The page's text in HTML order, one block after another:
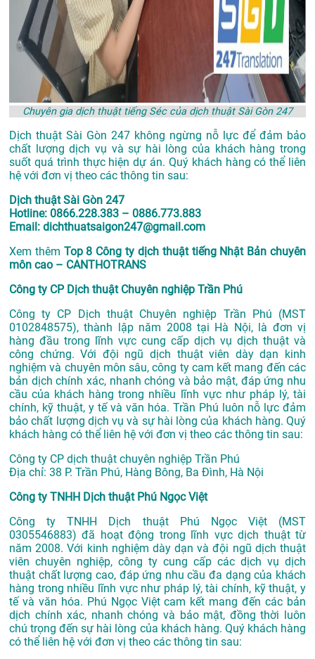
Chuyên gia dịch thuật tiếng Séc của dịch thuật Sài Gòn 247
Dịch thuật Sài Gòn 247 không ngừng nỗ lực để đảm bảo
chất lượng dịch vụ và sự hài lòng của khách hàng trong
suốt quá trình thực hiện dự án. Quý khách hàng có thể liên
hệ với đơn vị theo các thông tin sau:
Dịch thuật Sài Gòn 247
Hotline: 0866.228.383 – 0886.773.883
Email: dichthuatsaigon247@gmail.com
Xem thêm Top 8 Công ty dịch thuật tiếng Nhật Bản chuyên
môn cao – CANTHOTRANS
Công ty CP Dịch thuật Chuyên nghiệp Trần Phú
Công ty CP Dịch thuật Chuyên nghiệp Trần Phú (MST
0102848575), thành lập năm 2008 tại Hà Nội, là đơn vị
hàng đầu trong lĩnh vực cung cấp dịch vụ dịch thuật và
công chứng. Với đội ngũ dịch thuật viên dày dạn kinh
nghiệm và chuyên môn sâu, công ty cam kết mang đến các
bản dịch chính xác, nhanh chóng và bảo mật, đáp ứng nhu
cầu của khách hàng trong nhiều lĩnh vực như pháp lý, tài
chính, kỹ thuật, y tế và văn hóa. Trần Phú luôn nỗ lực đảm
bảo chất lượng dịch vụ và sự hài lòng của khách hàng. Quý
khách hàng có thể liên hệ với đơn vị theo các thông tin sau:
Công ty CP dịch thuật chuyên nghiệp Trần Phú
Địa chỉ: 38 P. Trần Phú, Hàng Bông, Ba Đình, Hà Nội
Công ty TNHH Dịch thuật Phú Ngọc Việt
Công ty TNHH Dịch thuật Phú Ngọc Việt (MST
0305546883) đã hoạt động trong lĩnh vực dịch thuật từ
năm 2008. Với kinh nghiệm dày dạn và đội ngũ dịch thuật
viên chuyên nghiệp, công ty cung cấp các dịch vụ dịch
thuật chất lượng cao, đáp ứng nhu cầu đa dạng của khách
hàng trong nhiều lĩnh vực như pháp lý, tài chính, kỹ thuật, y
tế và văn hóa. Phú Ngọc Việt cam kết mang đến các bản
dịch chính xác, nhanh chóng và bảo mật, đồng thời luôn
chú trọng đến sự hài lòng của khách hàng. Quý khách hàng
có thể liên hệ với đơn vị theo các thông tin sau: